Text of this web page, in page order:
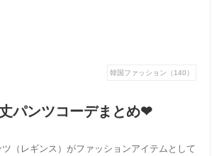
韓国ファッション（140）
パンツコーデまとめ❤︎
（レギンス）がファッションアイテムとして